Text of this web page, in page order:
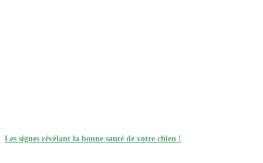
Les signes révélant la bonne santé de votre chien !